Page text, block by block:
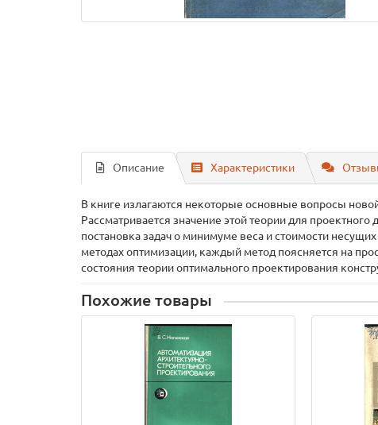
Описание Характеристики
В книге излагаются некоторые основные вопросы
Рассматривается значение этой теории для
постановка задач о минимуме веса и стоимости
методах оптимизации, каждый метод поясняется на
состояния теории оптимального проектирования
Похожие товары